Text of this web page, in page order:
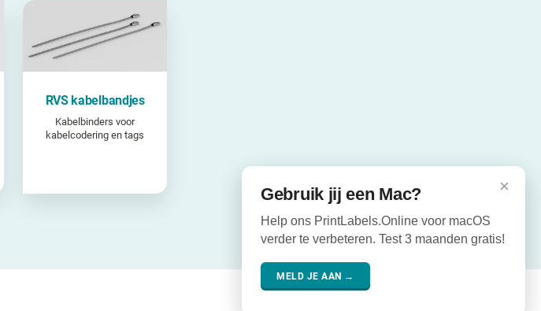
RVS kabelbandjes
Kabelbinders voor
kabelcodering en tags
×
Gebruik jij een Mac?
Help ons PrintLabels.Online voor macOS
verder te verbeteren. Test 3 maanden gratis!
MELD JE AAN →